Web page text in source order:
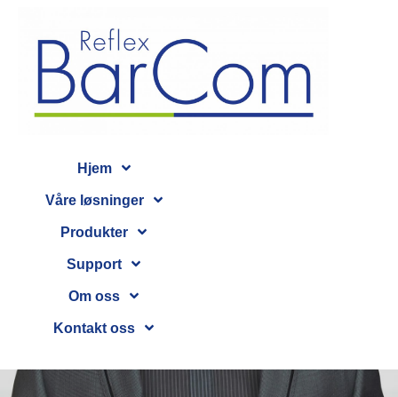
Hjem
Våre løsninger
Produkter
Support
Om oss
Kontakt oss